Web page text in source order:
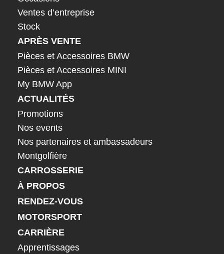
Ventes d’entreprise
Stock
APRÈS VENTE
Pièces et Accessoires BMW
Pièces et Accessoires MINI
My BMW App
ACTUALITÉS
Promotions
Nos events
Nos partenaires et ambassadeurs
Montgolfière
CARROSSERIE
À PROPOS
RENDEZ-VOUS
MOTORSPORT
CARRIÈRE
Apprentissages